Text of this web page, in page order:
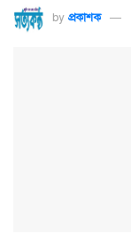
by প্রকাশক